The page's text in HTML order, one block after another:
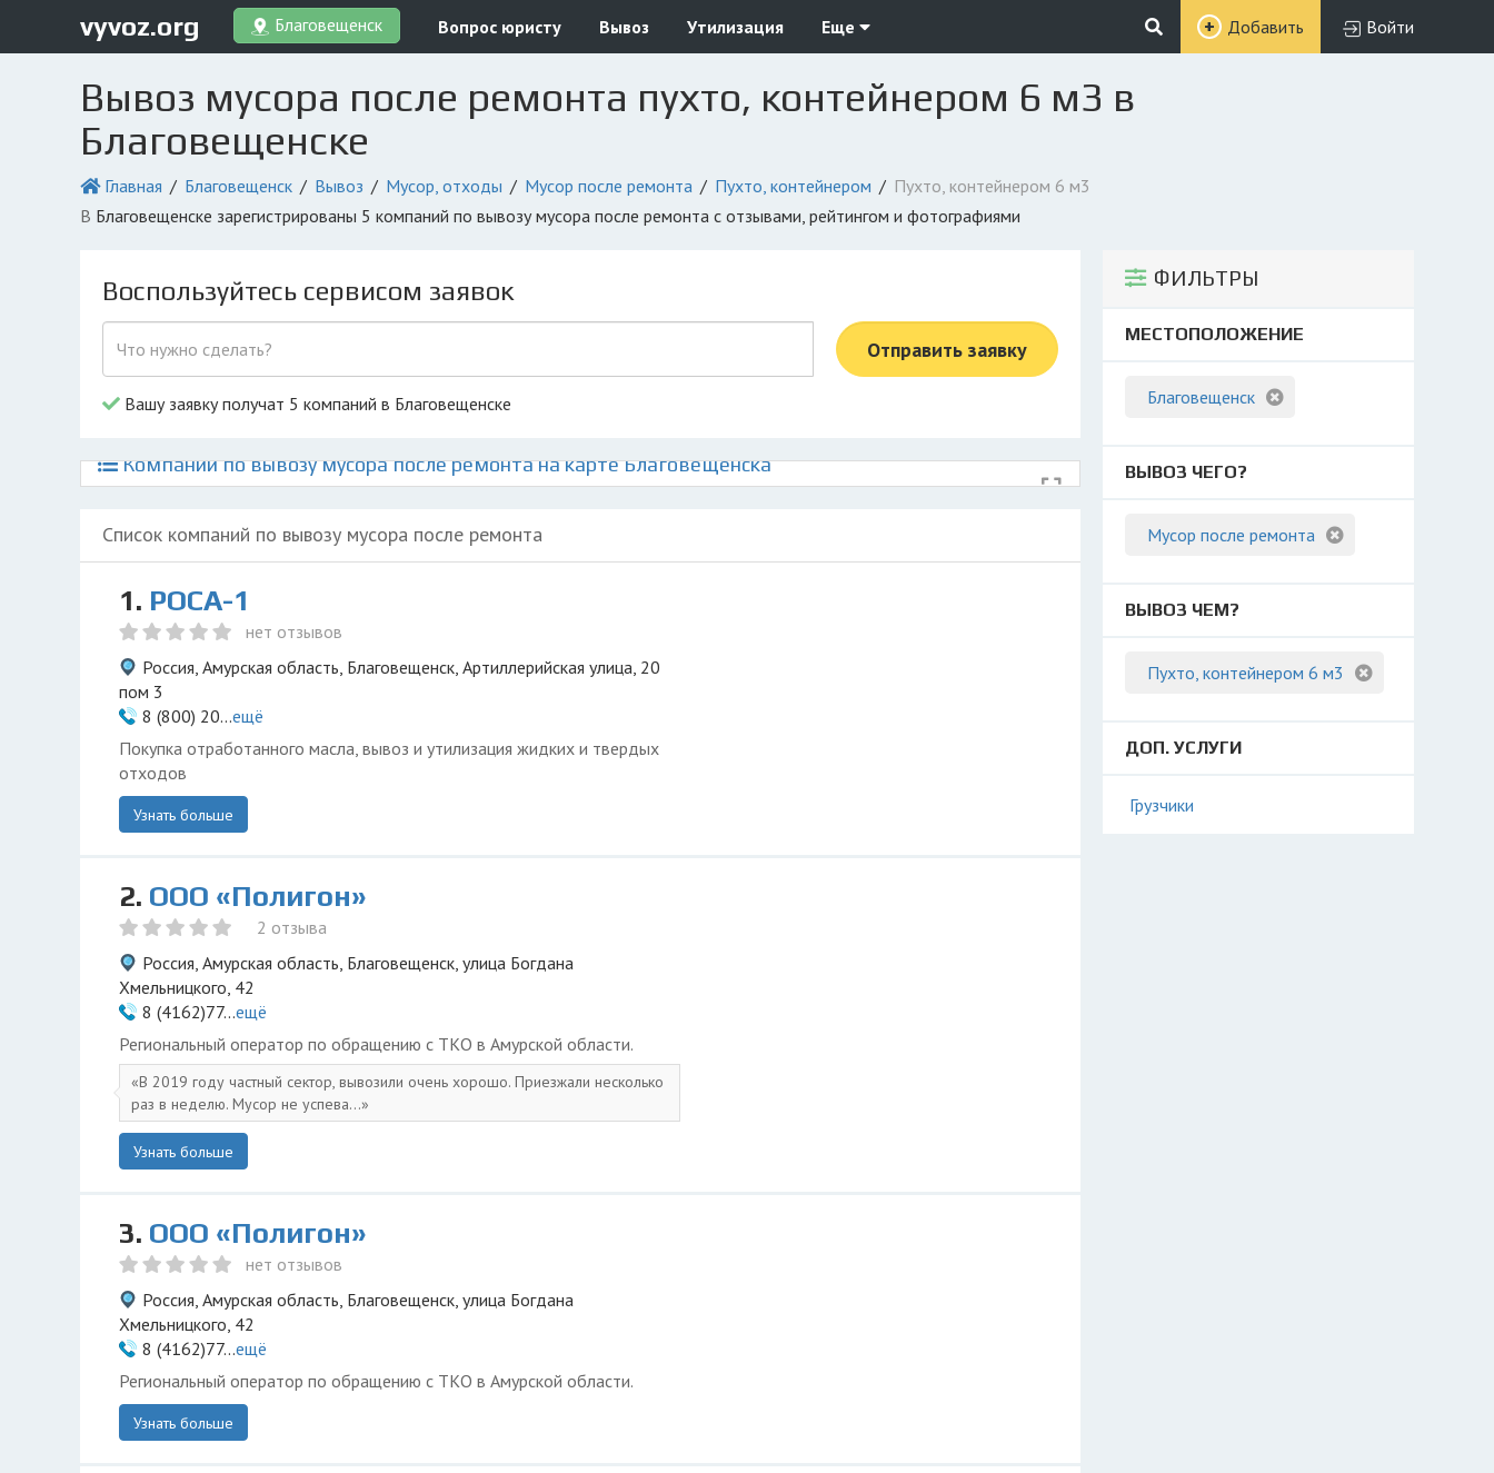
vyvoz.org Благовещенск Вопрос юристу Вывоз Утилизация Еще Добавить Войти
Вывоз мусора после ремонта пухто, контейнером 6 м3 в
Благовещенске
Главная Благовещенск Вывоз Мусор, отходы Мусор после ремонта Пухто, контейнером
Пухто, контейнером 6 м3
в Благовещенске зарегистрированы 5 компаний по вывозу мусора после ремонта с отзывами, рейтингом и фотографиями
ФИЛЬТРЫ
МЕСТОПОЛОЖЕНИЕ
Благовещенск
ВЫВОЗ ЧЕГО?
Мусор после ремонта
ВЫВОЗ ЧЕМ?
Пухто, контейнером 6 м3
ДОП. УСЛУГИ
Грузчики
Воспользуйтесь сервисом заявок
Отправить заявку
Вашу заявку получат 5 компаний в Благовещенске
Компании по вывозу мусора после ремонта на карте Благовещенска
Список компаний по вывозу мусора после ремонта
1. РОСА-1
нет отзывов
Россия, Амурская область, Благовещенск, Артиллерийская улица, 20
пом 3
8 (800) 20...ещё
Покупка отработанного масла, вывоз и утилизация жидких и твердых
отходов
Узнать больше
2. ООО «Полигон»
2 отзыва
Россия, Амурская область, Благовещенск, улица Богдана
Хмельницкого, 42
8 (4162)77...ещё
Региональный оператор по обращению с ТКО в Амурской области.
В 2019 году частный сектор, вывозили очень хорошо. Приезжали несколько
раз в неделю. Мусор не успева...
Узнать больше
3. ООО «Полигон»
нет отзывов
Россия, Амурская область, Благовещенск, улица Богдана
Хмельницкого, 42
8 (4162)77...ещё
Региональный оператор по обращению с ТКО в Амурской области.
Узнать больше